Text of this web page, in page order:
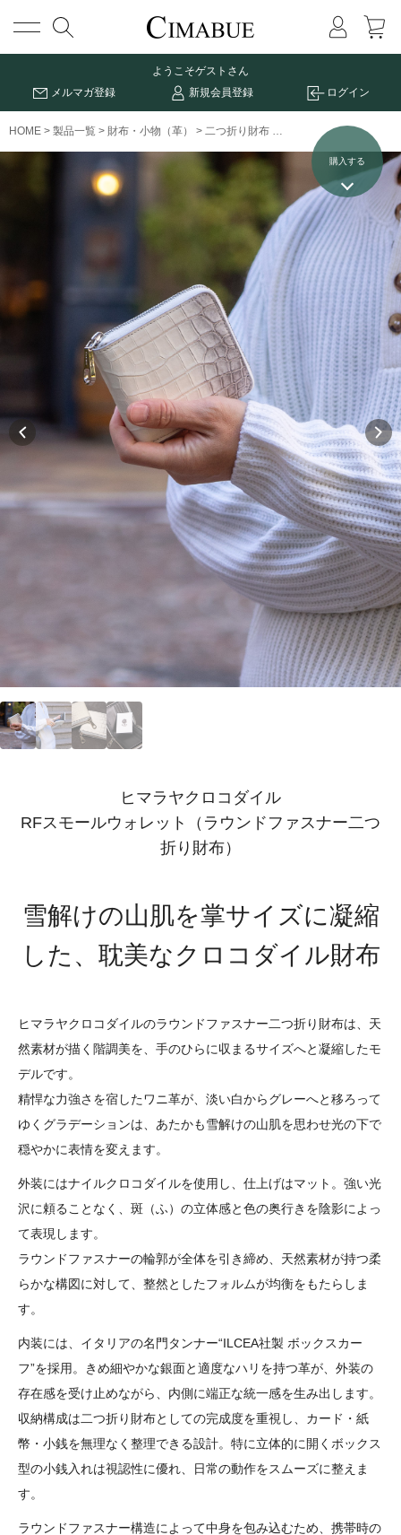
メニュー
ようこそゲストさん
メルマガ登録
新規会員登録 ログイン
HOME 製品一覧 財布・小物（革） 二つ折り財布 ヒマラヤクロコダイル
購入する
ヒマラヤクロコダイル
RFスモールウォレット（ラウンドファスナー二つ
折り財布）
雪解けの山肌を掌サイズに凝縮
した、耽美なクロコダイル財布
ヒマラヤクロコダイルのラウンドファスナー二つ折り財布は、天
然素材が描く階調美を、手のひらに収まるサイズへと凝縮したモ
デルです。
精悍な力強さを宿したワニ革が、淡い白からグレーへと移ろって
ゆくグラデーションは、あたかも雪解けの山肌を思わせ光の下で
穏やかに表情を変えます。
外装にはナイルクロコダイルを使用し、仕上げはマット。強い光
沢に頼ることなく、斑（ふ）の立体感と色の奥行きを陰影によっ
て表現します。
ラウンドファスナーの輪郭が全体を引き締め、天然素材が持つ柔
らかな構図に対して、整然としたフォルムが均衡をもたらしま
す。
内装には、イタリアの名門タンナー“ILCEA社製 ボックスカー
フ”を採用。きめ細やかな銀面と適度なハリを持つ革が、外装の
存在感を受け止めながら、内側に端正な統一感を生み出します。
収納構成は二つ折り財布としての完成度を重視し、カード・紙
幣・小銭を無理なく整理できる設計。特に立体的に開くボックス
型の小銭入れは視認性に優れ、日常の動作をスムーズに整えま
す。
ラウンドファスナー構造によって中身を包み込むため、携帯時の